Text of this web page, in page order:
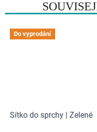
Do vyprodání
Sítko do sprchy | Zelené